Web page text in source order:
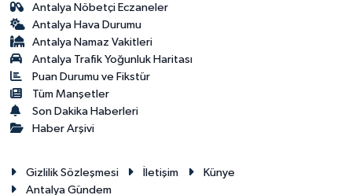
Antalya Nöbetçi Eczaneler
Antalya Hava Durumu
Antalya Namaz Vakitleri
Antalya Trafik Yoğunluk Haritası
Puan Durumu ve Fikstür
Tüm Manşetler
Son Dakika Haberleri
Haber Arşivi
Gizlilik Sözleşmesi İletişim
Künye
Antalya Gündem